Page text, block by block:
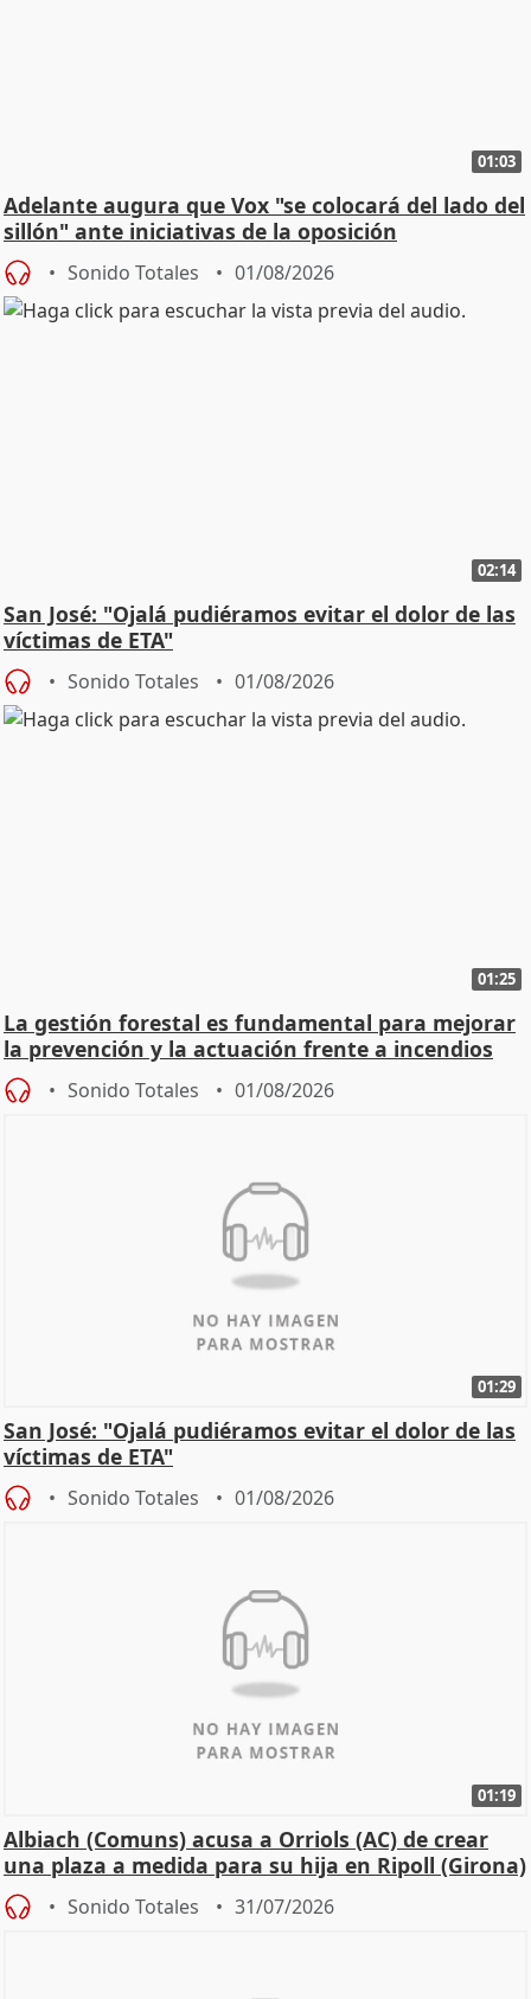
01:03
Adelante augura que Vox "se colocará del lado del
sillón" ante iniciativas de la oposición
Sonido Totales 01/08/2026
02:14
San José: "Ojalá pudiéramos evitar el dolor de las
víctimas de ETA"
Sonido Totales 01/08/2026
01:25
La gestión forestal es fundamental para mejorar
la prevención y la actuación frente a incendios
Sonido Totales 01/08/2026
01:29
San José: "Ojalá pudiéramos evitar el dolor de las
víctimas de ETA"
Sonido Totales 01/08/2026
01:19
Albiach (Comuns) acusa a Orriols (AC) de crear
una plaza a medida para su hija en Ripoll (Girona)
Sonido Totales 31/07/2026